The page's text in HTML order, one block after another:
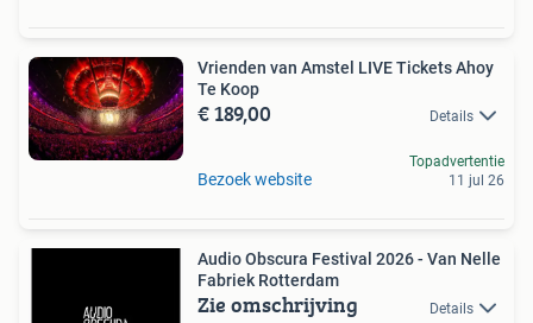
Vrienden van Amstel LIVE Tickets Ahoy
Te Koop
€ 189,00 Details
Bezoek website
Topadvertentie
11 jul 26
Audio Obscura Festival 2026 - Van Nelle
Fabriek Rotterdam
Zie omschrijving Details